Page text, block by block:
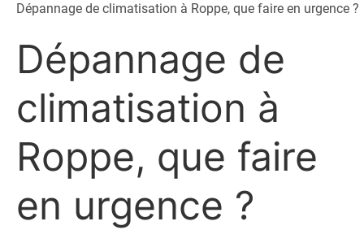
Dépannage de climatisation à Roppe, que faire en urgence ?
Dépannage de
climatisation à
Roppe, que faire
en urgence ?